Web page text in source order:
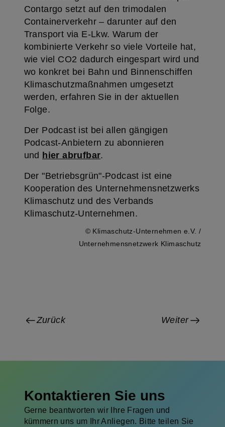
Contargo setzt auf den trimodalen
Containerverkehr – darunter auf den
Transport via E-Lkw. Warum der
kombinierte Verkehr so viele Vorteile hat,
wie viel CO2 dadurch eingespart wird und
wo konkret bei Bahn und Binnenschiffen
Klimaschutzmaßnahmen umgesetzt
werden, erfahren Sie in der aktuellen
Folge.
Der Podcast ist bei allen gängigen
Podcast-Anbietern zu abonnieren
und hier abrufbar.
Der "Betriebsgrün"-Podcast ist eine
Kooperation des Unternehmensnetzwerks
Klimaschutz und des Verbands
Klimaschutz-Unternehmen.
© Klimaschutz-Unternehmen e.V. /
Unternehmensnetzwerk Klimaschutz
Zurück Weiter
Kontaktieren Sie uns
Gerne beantworten wir Ihre Fragen und
kümmern uns um Ihr Anliegen. Bitte teilen Sie